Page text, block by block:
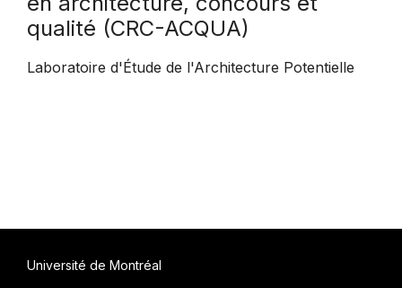
qualité (CRC-ACQUA)
Laboratoire d'Étude de l'Architecture Potentielle
Université de Montréal